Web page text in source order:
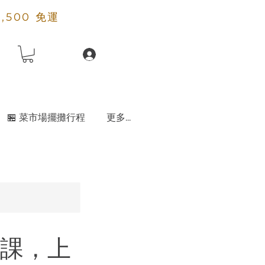
免運
🏪 菜市場擺攤行程 更多...
，上